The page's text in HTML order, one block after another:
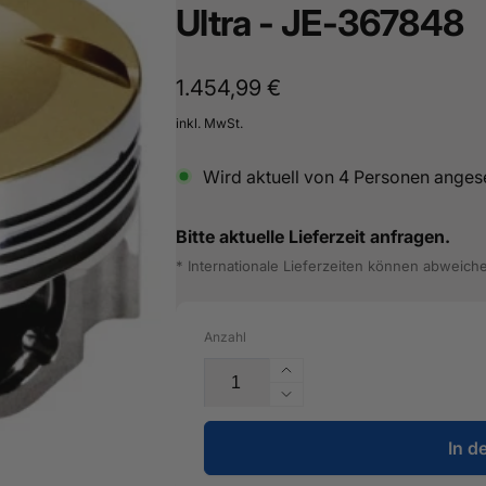
Ultra - JE-367848
Normaler
Preis
1.454,99 €
inkl. MwSt.
Wird aktuell von 4Personen
Bitte aktuelle Lieferzeit anfragen.
* Internationale Lieferzeiten können
Anzahl
Erhöhe
die
Menge
JE-
Verringere
die
für
In